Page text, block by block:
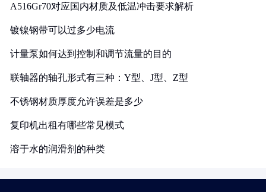
A516Gr70对应国内材质及低温冲击要求解析
镀镍钢带可以过多少电流
计量泵如何达到控制和调节流量的目的
联轴器的轴孔形式有三种：Y型、J型、Z型
不锈钢材质厚度允许误差是多少
复印机出租有哪些常见模式
溶于水的润滑剂的种类